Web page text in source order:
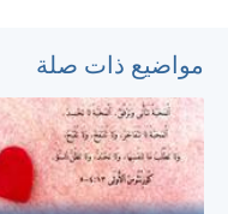
مواضيع ذات صلة